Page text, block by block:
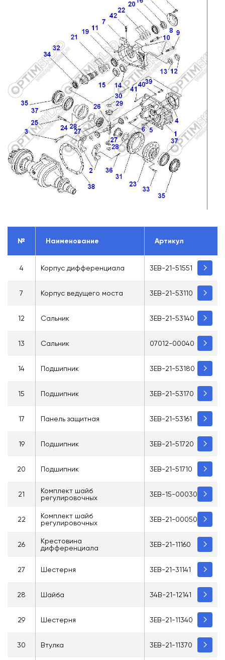
№ Наименование Артикул
4 Корпус дифференциала 3EB-21-51551
7 Корпус ведущего моста 3EB-21-53110
12 Сальник 3EB-21-53140
13 Сальник 07012-00040
14 Подшипник 3EB-21-53180
15 Подшипник 3EB-21-53170
17 Панель защитная 3EB-21-53161
19 Подшипник 3EB-21-51720
20 Подшипник 3EB-21-51710
21
Комплект шайб
регулировочных
3EB-15-00030
22
Комплект шайб
регулировочных
3EB-21-00050
26
Крестовина
дифференциала
3EB-21-11160
27 Шестерня 3EB-21-31141
28 Шайба 34B-21-12141
29 Шестерня 3EB-21-11340
30 Втулка 3EB-21-11370